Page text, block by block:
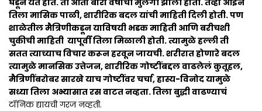
घडून येत होते. ती आता बारा वर्षाची मुलगी झाली होती. तेव्हा आईने
तिला मासिक पाळी, शारीरिक बदल यांची माहिती दिली होती. पण
शाळेतील मैत्रिणीकडून याविषयी भडक माहिती आणि बरीचशी
चुकीची माहिती यापूर्वी तिला मिळाली होती. त्यामुळे हल्ली ती
सतत त्याच्याच विचार करून हरवून जायची. शरीरात होणारे बदल
त्यामुळे मानसिक उत्तेजन, शारीरिक गोष्टींबद्दल वाढलेलं कुतूहल,
मैत्रिणींबरोबर सारखे याच गोष्टींवर चर्चा, हास्य-विनोद यामुळे
सध्या तिला अभ्यासात रस वाटत नव्हता. तिला बुद्धी वाढण्याचं
टॉनिक द्यायची गरज नव्हती.